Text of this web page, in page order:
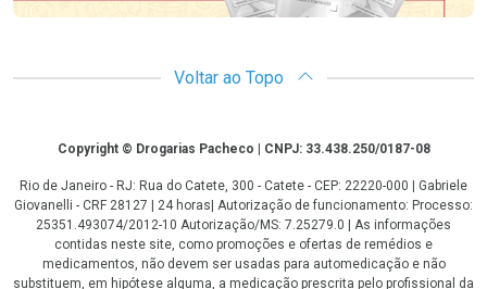
Voltar ao Topo
CopyrightCopyright © Drogarias Pacheco | CNPJ: 33.438.250/0187-08
Rio de Janeiro - RJ: Rua do Catete, 300 - Catete - CEP: 22220-000 | Gabriele
Giovanelli - CRF 28127 | 24 horas| Autorização de funcionamento: Processo:
25351.493074/2012-10 Autorização/MS: 7.25279.0 | As informações
contidas neste site, como promoções e ofertas de remédios e
medicamentos, não devem ser usadas para automedicação e não
substituem, em hipótese alguma, a medicação prescrita pelo profissional da